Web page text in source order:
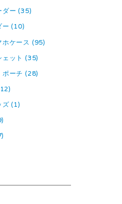
ダー (35)
ー (10)
ホケース (95)
ェット (35)
ポーチ (28)
ズ (1)